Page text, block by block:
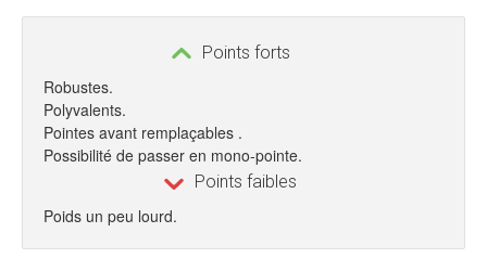
Points forts
Robustes.
Polyvalents.
Pointes avant remplaçables .
Possibilité de passer en mono-pointe.
Points faibles
Poids un peu lourd.